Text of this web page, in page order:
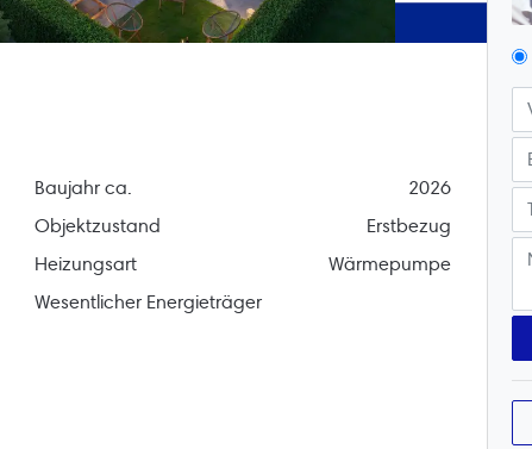
Baujahr ca.
2026
Objektzustand
Erstbezug
Heizungsart
Wärmepumpe
Wesentlicher Energieträger